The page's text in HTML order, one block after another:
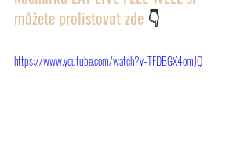
můžete prolistovat zde 👇
https://www.youtube.com/watch?v=TFDBGX4omJQ